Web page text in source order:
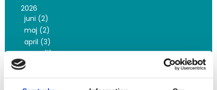
2026
juni (2)
maj (2)
april (3)
mars (1)
februari (16)
januari (3)